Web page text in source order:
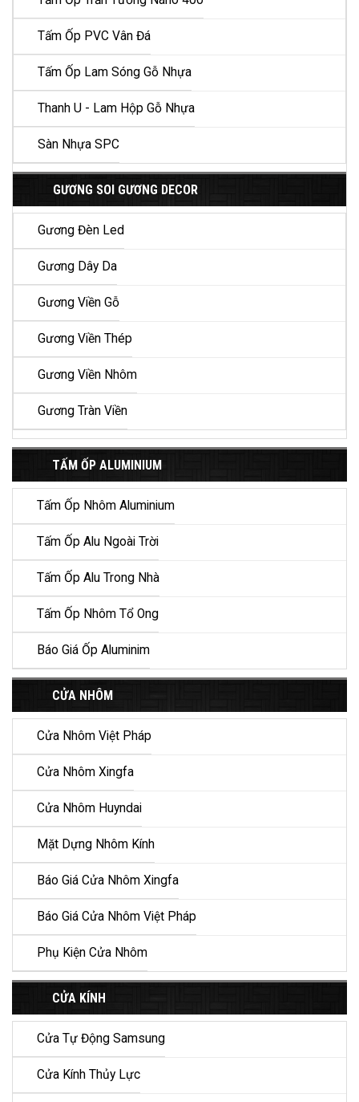
Tấm Ốp PVC Vân Đá
Tấm Ốp Lam Sóng Gỗ Nhựa
Thanh U - Lam Hộp Gỗ Nhựa
Sàn Nhựa SPC
GƯƠNG SOI GƯƠNG DECOR
Gương Đèn Led
Gương Dây Da
Gương Viền Gỗ
Gương Viền Thép
Gương Viền Nhôm
Gương Tràn Viền
TẤM ỐP ALUMINIUM
Tấm Ốp Nhôm Aluminium
Tấm Ốp Alu Ngoài Trời
Tấm Ốp Alu Trong Nhà
Tấm Ốp Nhôm Tổ Ong
Báo Giá Ốp Aluminim
CỬA NHÔM
Cửa Nhôm Việt Pháp
Cửa Nhôm Xingfa
Cửa Nhôm Huyndai
Mặt Dựng Nhôm Kính
Báo Giá Cửa Nhôm Xingfa
Báo Giá Cửa Nhôm Việt Pháp
Phụ Kiện Cửa Nhôm
CỬA KÍNH
Cửa Tự Động Samsung
Cửa Kính Thủy Lực